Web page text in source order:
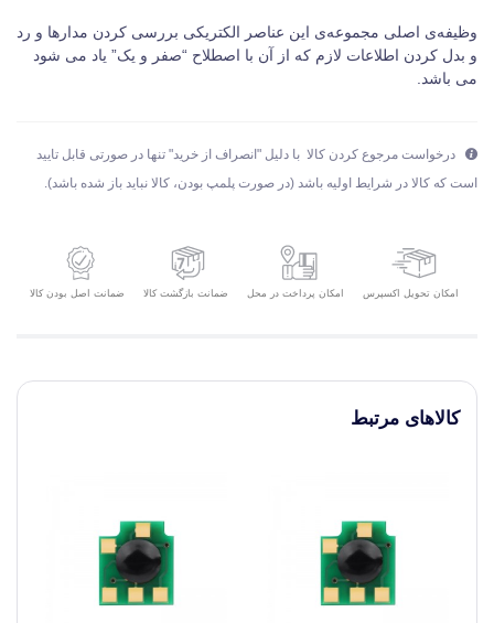
وظیفه‌ی اصلی مجموعه‌ی این عناصر الکتریکی بررسی کردن مدارها و رد
و بدل کردن اطلاعات لازم که از آن با اصطلاح “صفر و یک” یاد می‌ شود
می‌ باشد.
درخواست مرجوع کردن کالا با دلیل "انصراف از خرید" تنها در صورتی قابل تایید
است که کالا در شرایط اولیه باشد (در صورت پلمپ بودن، کالا نباید باز شده باشد).
امکان تحویل اکسپرس امکان پرداخت در محل ضمانت بازگشت کالا ضمانت اصل بودن کالا
کالاهای مرتبط